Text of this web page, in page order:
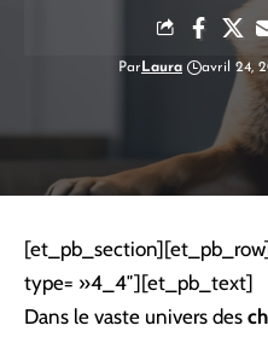
Par Laura avril 24,
type= »4_4″][et_pb_text]
Dans le vaste univers des